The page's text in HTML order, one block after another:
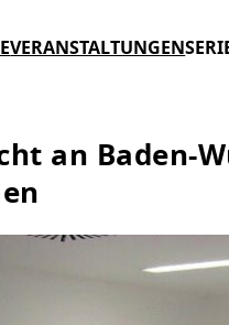
VERANSTALTUNGEN
an Baden-